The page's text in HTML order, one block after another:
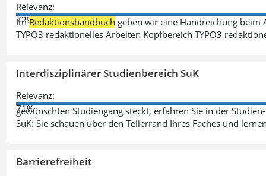
Relevanz:
72%
ImRedaktionshandbuch geben wir eine Handreichung beim
TYPO3 redaktionelles Arbeiten Kopfbereich TYPO3
Interdisziplinärer Studienbereich SuK
Relevanz:
71%
gewünschten Studiengang steckt, erfahren Sie in der
SuK: Sie schauen über den Tellerrand Ihres Faches und
Barrierefreiheit